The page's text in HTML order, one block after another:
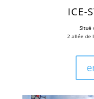
ICE-
Situé
2 allée de